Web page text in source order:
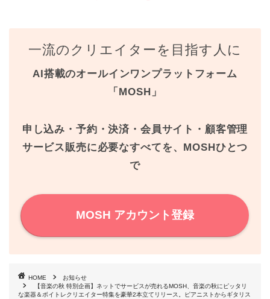
e
b
k
t
t
t
s
e
一流のクリエイターを目指す人に
AI搭載のオールインワンプラットフォーム
「MOSH」
申し込み・予約・決済・会員サイト・顧客管理
サービス販売に必要なすべてを、MOSHひとつ
で
MOSH アカウント登録
HOME
お知らせ
【音楽の秋 特別企画】ネットでサービスが売れるMOSH、音楽の秋にピッタリ
な楽器＆ボイトレクリエイター特集を豪華2本立てリリース。ピアニストからギタリス